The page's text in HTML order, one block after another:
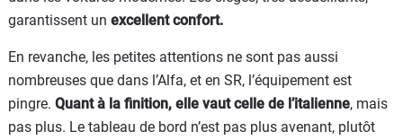
garantissent un excellent confort.
En revanche, les petites attentions ne sont pas aussi
nombreuses que dans l’Alfa, et en SR, l’équipement est
pingre. Quant à la finition, elle vaut celle de l’italienne, mais
pas plus. Le tableau de bord n’est pas plus avenant, plutôt